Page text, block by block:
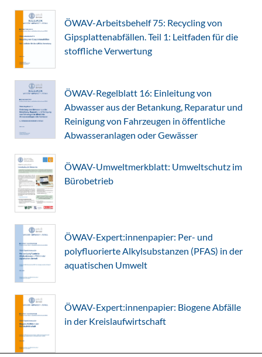
ÖWAV-Arbeitsbehelf 75: Recycling von
Gipsplattenabfällen. Teil 1: Leitfaden für die
stoffliche Verwertung
ÖWAV-Regelblatt 16: Einleitung von
Abwasser aus der Betankung, Reparatur und
Reinigung von Fahrzeugen in öffentliche
Abwasseranlagen oder Gewässer
ÖWAV-Umweltmerkblatt: Umweltschutz im
Bürobetrieb
ÖWAV-Expert:innenpapier: Per- und
polyfluorierte Alkylsubstanzen (PFAS) in der
aquatischen Umwelt
ÖWAV-Expert:innenpapier: Biogene Abfälle
in der Kreislaufwirtschaft